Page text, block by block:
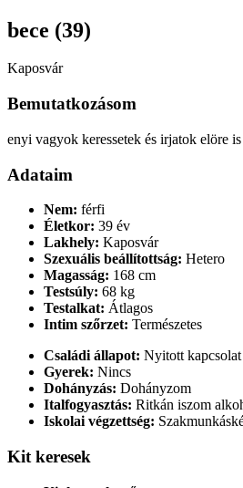
bece (39)
Kaposvár
Bemutatkozásom
enyi vagyok keressetek és irjatok elöre
Adataim
Nem: férfi
Életkor: 39 év
Lakhely: Kaposvár
Szexuális beállítottság: Hetero
Magasság: 168 cm
Testsúly: 68 kg
Testalkat: Átlagos
Intim szőrzet: Természetes
Családi állapot: Nyitott kapcsolat
Gyerek: Nincs
Dohányzás: Dohányzom
Italfogyasztás: Ritkán iszom
Iskolai végzettség:
Kit keresek